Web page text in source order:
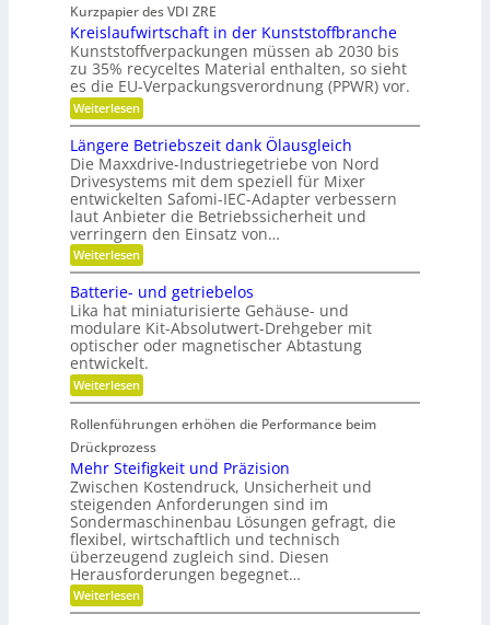
e
s
c
h
a
f
f
u
n
g
e
r
k
e
n
n
e
e
s
H
y
b
r
i
d
-
K
u
g
e
l
l
a
g
e
r
h
n
e
l
l
g
e
n
a
u
p
o
s
i
t
i
o
n
i
e
r
e
n
Kurzpapier des VDI ZRE
Kreislaufwirtschaft in der Kunststoffbranche
Kunststoffverpackungen müssen ab 2030 bis
zu 35% recyceltes Material enthalten, so sieht
es die EU-Verpackungsverordnung (PPWR) vor.
Weiterlesen:
K
r
e
i
s
l
a
u
f
w
i
r
t
s
c
h
a
f
t
n
d
e
r
K
u
n
s
t
s
t
o
f
Längere Betriebszeit dank Ölausgleich
Die Maxxdrive-Industriegetriebe von Nord
Drivesystems mit dem speziell für Mixer
entwickelten Safomi-IEC-Adapter verbessern
laut Anbieter die Betriebssicherheit und
verringern den Einsatz von…
Weiterlesen:
L
n
g
e
r
e
B
e
t
r
e
b
z
e
i
t
d
a
n
k
Batterie- und getriebelos
Lika hat miniaturisierte Gehäuse- und
modulare Kit-Absolutwert-Drehgeber mit
optischer oder magnetischer Abtastung
entwickelt.
Weiterlesen:
B
t
t
e
r
e
-
u
n
d
g
e
t
Rollenführungen erhöhen die Performance beim
Drückprozess
Mehr Steifigkeit und Präzision
Zwischen Kostendruck, Unsicherheit und
steigenden Anforderungen sind im
Sondermaschinenbau Lösungen gefragt, die
flexibel, wirtschaftlich und technisch
überzeugend zugleich sind. Diesen
Herausforderungen begegnet…
Weiterlesen:
M